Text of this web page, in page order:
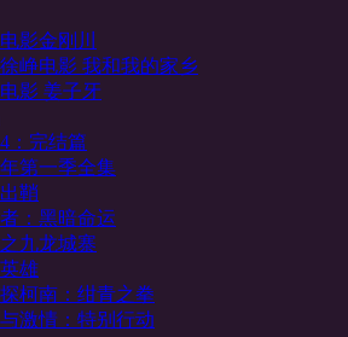
影金刚川
峥电影 我和我的家乡
影 姜子牙
：完结篇
第一季全集
鞘
：黑暗命运
九龙城寨
雄
柯南：绀青之拳
激情：特别行动